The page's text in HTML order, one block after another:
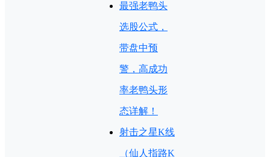
最强老鸭头
选股公式，
带盘中预
警，高成功
率老鸭头形
态详解！
射击之星K线
（仙人指路K